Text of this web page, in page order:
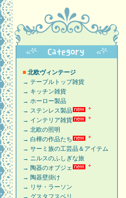
■ 北欧ヴィンテージ
→ テーブルトップ雑貨
→ キッチン雑貨
→ ホーロー製品
→ ステンレス製品
→ インテリア雑貨
→ 北欧の照明
→ 白樺の作品たち
→ サーミ族の工芸品＆アイテム
→ ニルスのふしぎな旅
→ 陶器のオブジェ
→ 陶器壁掛け
→ リサ・ラーソン
→ グスタフスベリ